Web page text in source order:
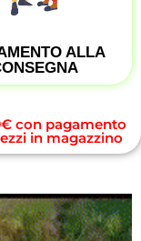
ALLA
con pagamento
in magazzino